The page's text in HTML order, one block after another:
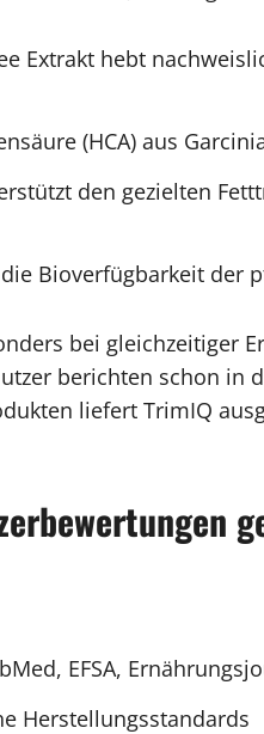
Extrakt hebt
(HCA) aus
den gezielten
Bioverfügbarkeit der
bei gleichzeitiger
berichten schon in
liefert TrimIQ
EFSA,
Herstellungsstandards